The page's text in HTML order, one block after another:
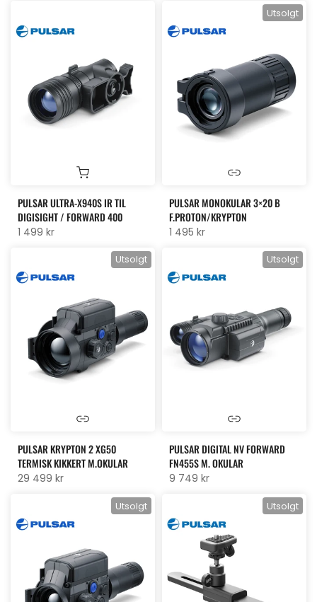
PULSAR ULTRA-X940S IR TIL
DIGISIGHT / FORWARD 400
1 499 kr
Utsolgt
PULSAR MONOKULAR 3×20 B
F.PROTON/KRYPTON
1 495 kr
Utsolgt
PULSAR KRYPTON 2 XG50
TERMISK KIKKERT M.OKULAR
29 499 kr
Utsolgt
PULSAR DIGITAL NV FORWARD
FN455S M. OKULAR
9 749 kr
Utsolgt Utsolgt